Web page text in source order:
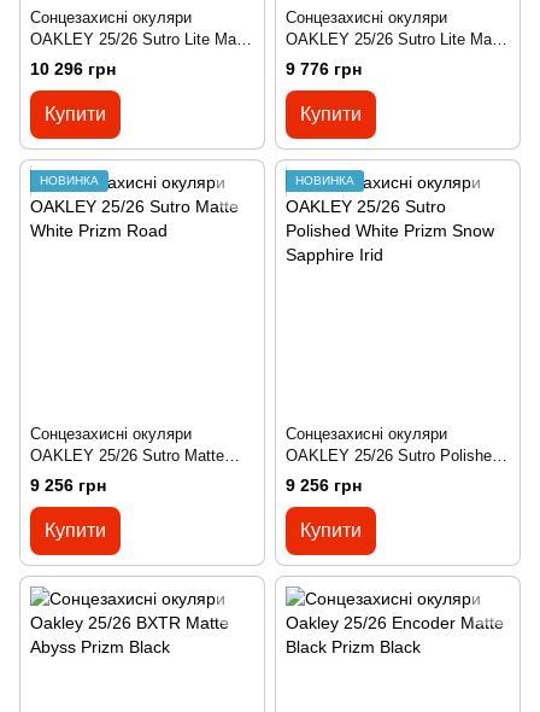
Сонцезахисні окуляри
OAKLEY 25/26 Sutro Lite Matte
Black Prizm Road Jadee
10 296 грн
Купити
Сонцезахисні окуляри
OAKLEY 25/26 Sutro Lite Matte
White Prizm Sapphire
9 776 грн
Купити
НОВИНКА
Сонцезахисні окуляри
OAKLEY 25/26 Sutro Matte
White Prizm Road
9 256 грн
Купити
НОВИНКА
Сонцезахисні окуляри
OAKLEY 25/26 Sutro Polished
White Prizm Snow Sapphire Irid
9 256 грн
Купити